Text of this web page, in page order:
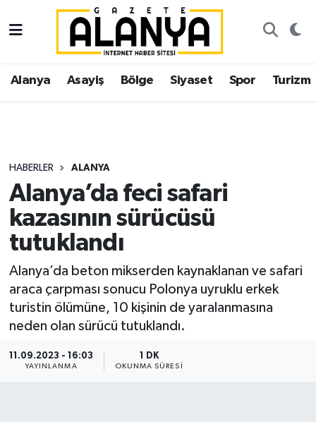
Alanya Asayiş Bölge Siyaset Spor Turizm
HABERLER ALANYA
Alanya’da feci safari
kazasının sürücüsü
tutuklandı
Alanya’da beton mikserden kaynaklanan ve safari
araca çarpması sonucu Polonya uyruklu erkek
turistin ölümüne, 10 kişinin de yaralanmasına
neden olan sürücü tutuklandı.
11.09.2023 - 16:03
YAYINLANMA
1 DK
OKUNMA SÜRESI
Alanya
Asayiş
Siyaset
Spor
Turizm
Ekonomi
Gazipaşa
İstanbul Nöbetçi Eczaneler
İstanbul Hava Durumu
Süper Lig Puan Durumu ve Fikstür
Tüm Manşetler
Son Dakika Haberleri
Haber Arşivi